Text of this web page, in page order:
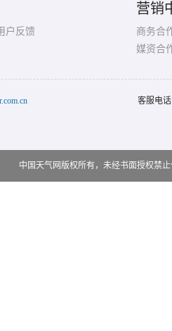
户反馈
营销
商务合
媒资合
客服电
中国天气网版权所有，未经书面授权